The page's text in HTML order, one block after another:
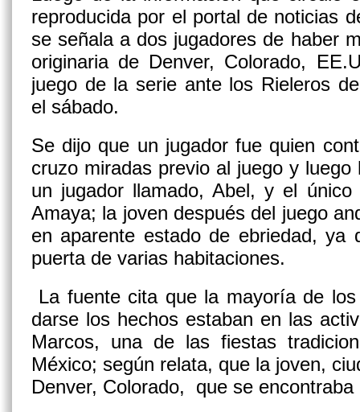
reproducida por el portal de noticias
se señala a dos jugadores de haber
originaria de Denver, Colorado,
juego de la serie ante los Rieleros
el sábado.
Se dijo que un jugador fue quien
cruzo miradas previo al juego y
un jugador llamado, Abel, y el
Amaya; la joven después del juego
en aparente estado de ebriedad, ya
puerta de varias habitaciones.
La fuente cita que la mayoría de
darse los hechos estaban en las
Marcos, una de las fiestas
México; según relata, que la joven,
Denver, Colorado, que se encontraba